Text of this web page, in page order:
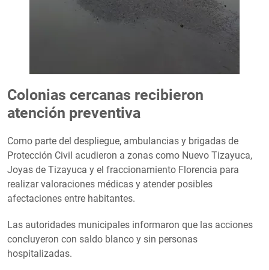
Colonias cercanas recibieron
atención preventiva
Como parte del despliegue, ambulancias y brigadas de
Protección Civil acudieron a zonas como Nuevo Tizayuca,
Joyas de Tizayuca y el fraccionamiento Florencia para
realizar valoraciones médicas y atender posibles
afectaciones entre habitantes.
Las autoridades municipales informaron que las acciones
concluyeron con saldo blanco y sin personas
hospitalizadas.